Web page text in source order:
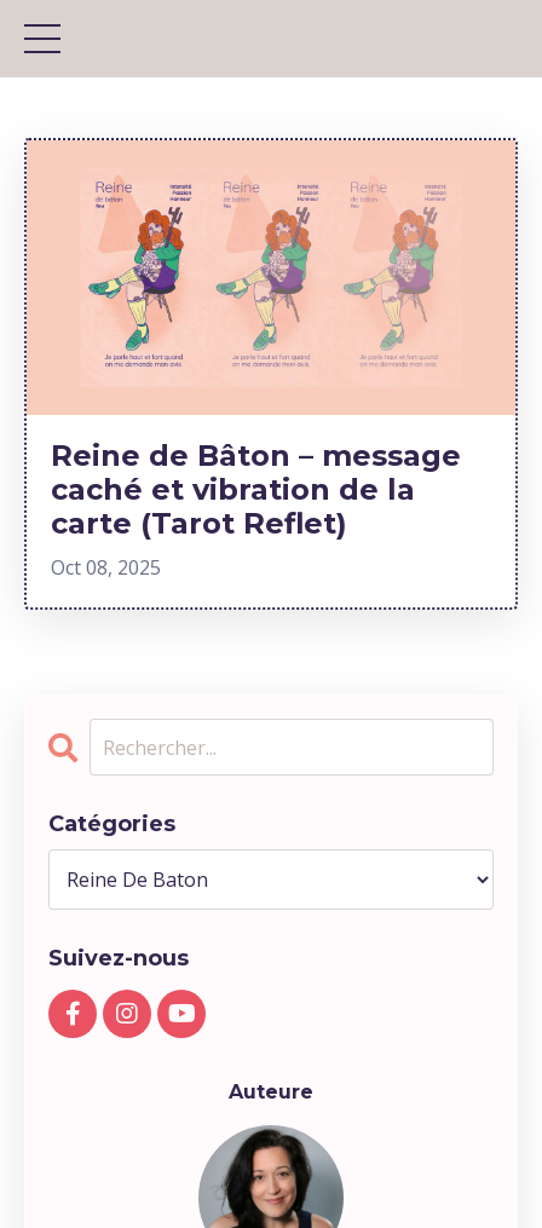
Reine de Bâton – message
caché et vibration de la
carte (Tarot Reflet)
Oct 08, 2025
Catégories
Suivez-nous
Auteure